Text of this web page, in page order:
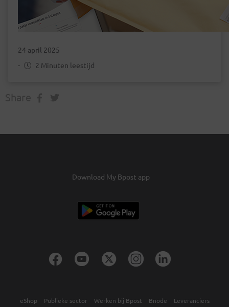
24 april 2025
-
2 Minuten leestijd
Download My Bpost app
eShop Publieke sector Werken bij Bpost Bnode Leveranciers